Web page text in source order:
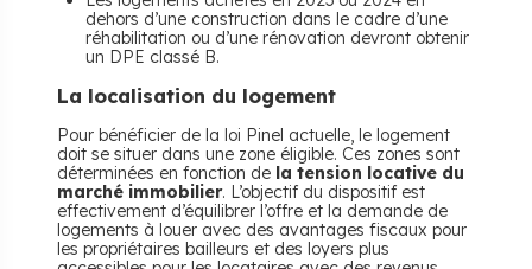
dehors d’une construction dans le cadre d’une
réhabilitation ou d’une rénovation devront obtenir
un DPE classé B.
La localisation du logement
Pour bénéficier de la loi Pinel actuelle, le logement
doit se situer dans une zone éligible. Ces zones sont
déterminées en fonction de la tension locative du
marché immobilier. L’objectif du dispositif est
effectivement d’équilibrer l’offre et la demande de
logements à louer avec des avantages fiscaux pour
les propriétaires bailleurs et des loyers plus